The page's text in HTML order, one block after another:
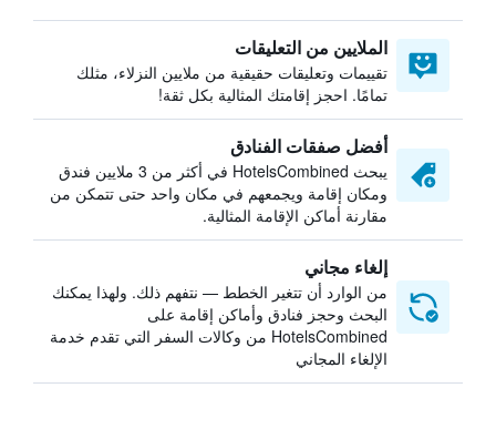
الملايين من التعليقات
تقييمات وتعليقات حقيقية من ملايين النزلاء، مثلك
تمامًا. احجز إقامتك المثالية بكل ثقة!
أفضل صفقات الفنادق
يبحث HotelsCombined في أكثر من 3 ملايين فندق
ومكان إقامة ويجمعهم في مكان واحد حتى تتمكن من
مقارنة أماكن الإقامة المثالية.
إلغاء مجاني
من الوارد أن تتغير الخطط — نتفهم ذلك. ولهذا يمكنك
البحث وحجز فنادق وأماكن إقامة على
HotelsCombined من وكالات السفر التي تقدم خدمة
الإلغاء المجاني